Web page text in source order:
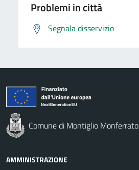
Problemi in città
Segnala disservizio
Comune di Montiglio Monferrato
AMMINISTRAZIONE